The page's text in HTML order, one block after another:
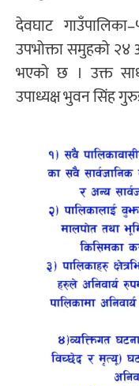
देवघाट
उपभोक्ता समुहको २४
भएको छ । उक्त
उपाध्यक्ष भुवन सिंह